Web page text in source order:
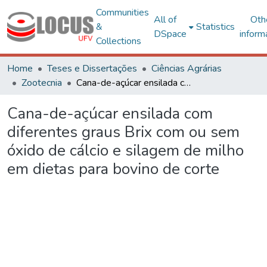
Communities
&
Collections
All of
DSpace
Statistics
Home Teses e Dissertações
Ciências Agrárias
Zootecnia
Cana-de-açúcar ensilada com diferentes graus Brix com ou sem óxido de cálcio e silagem de milho em dietas para bovino de corte
Cana-de-açúcar ensilada com
diferentes graus Brix com ou sem
óxido de cálcio e silagem de milho
em dietas para bovino de corte